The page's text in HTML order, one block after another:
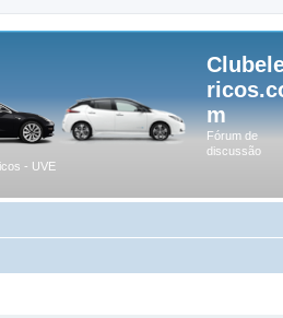
m
Fórum de
discussão
- UVE